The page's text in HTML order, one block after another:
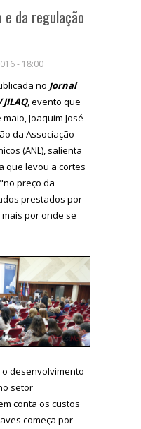
e da regulação
- 18:00
no Jornal
, evento que
Joaquim José
da Associação
(ANL), salienta
que levou a cortes
preço da
prestados por
por onde se
desenvolvimento
setor
conta os custos
começa por